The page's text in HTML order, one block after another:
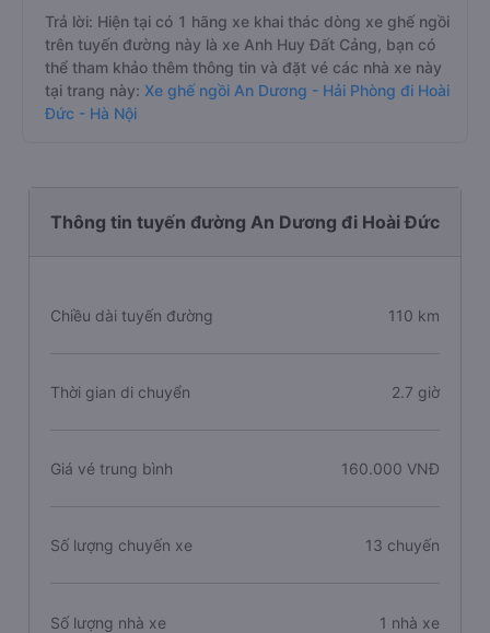
Trả lời: Hiện tại có 1 hãng xe khai thác dòng xe ghế ngồi
trên tuyến đường này là xe Anh Huy Đất Cảng, bạn có
thể tham khảo thêm thông tin và đặt vé các nhà xe này
tại trang này: Xe ghế ngồi An Dương - Hải Phòng đi Hoài
Đức - Hà Nội
Thông tin tuyến đường An Dương đi Hoài Đức
Chiều dài tuyến đường 110 km
Thời gian di chuyển 2.7 giờ
Giá vé trung bình 160.000 VNĐ
Số lượng chuyến xe 13 chuyến
Số lượng nhà xe 1 nhà xe